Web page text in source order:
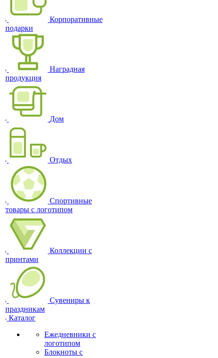
Корпоративные
подарки
Наградная
продукция
Дом
Отдых
Спортивные
товары с логотипом
Коллекции с
принтами
Сувениры к
праздникам
Каталог
Ежедневники с
логотипом
Блокноты с